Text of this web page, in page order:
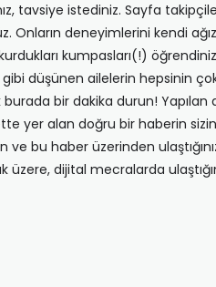
tavsiye istediniz. Sayfa
deneyimlerini kendi
kumpasları(!)
düşünen ailelerin hepsinin
burada bir dakika durun! Yapılan
yer alan doğru bir haberin
bu haber üzerinden
dijital mecralarda